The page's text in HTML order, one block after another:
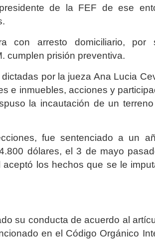
de la FEF de ese
con arresto domiciliario,
cumplen prisión preventiva.
por la jueza Ana Lucia
e inmuebles, acciones y
la incautación de un
fue sentenciado a un
dólares, el 3 de mayo
los hechos que se le
su conducta de acuerdo al
en el Código Orgánico